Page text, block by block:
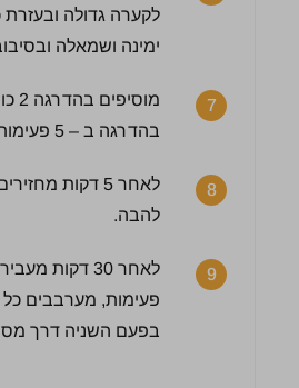
לקערה גדולה ובעזרת
ימינה ושמאלה
7
בהדרגה ב – 5 פעימות תוך כדי ערבוב. נותנים מנוחה לקוסקוס 5 דקות.
8
להבה.
9
בפעם השניה דרך